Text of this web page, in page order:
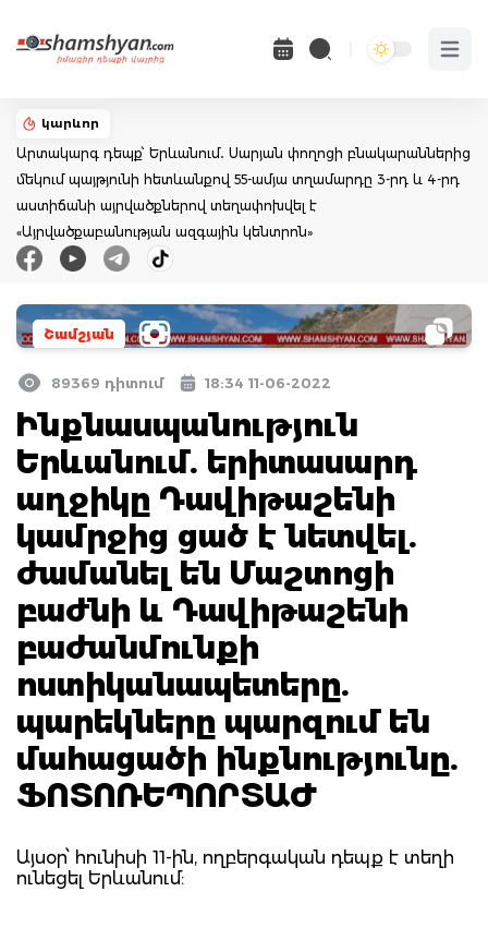
Open
կարևոր
Արտակարգ դեպք՝ Երևանում․ Սարյան փողոցի բնակարաններից
մեկում պայթյունի հետևանքով 55-ամյա տղամարդը 3-րդ և 4-րդ
աստիճանի այրվածքներով տեղափոխվել է
«Այրվածքաբանության ազգային կենտրոն»
Շամշյան
89369 դիտում 18:34 11-06-2022
Ինքնասպանություն
Երևանում. երիտասարդ
աղջիկը Դավիթաշենի
կամրջից ցած է նետվել.
ժամանել են Մաշտոցի
բաժնի և Դավիթաշենի
բաժանմունքի
ոստիկանապետերը.
պարեկները պարզում են
մահացածի ինքնությունը.
ՖՈՏՈՌԵՊՈՐՏԱԺ
Այսօր՝ հունիսի 11-ին, ողբերգական դեպք է տեղի
ունեցել Երևանում: